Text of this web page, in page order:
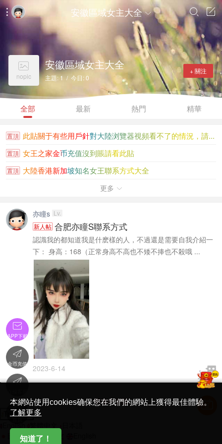
 安徽區域女主大全  

+ 關注

nopic
安徽區域女主大全
主題: 1 / 今日: 0
全部 最新 熱門 精華
置頂 此貼關于有些用戶針對大陸浏覽器視頻看不了的情況，請...
置頂 女王之家金币充值沒到賬請看此貼
置頂 大陸香港新加坡知名女王聯系方式大全
金币充值沒到賬進帖看，個别浏覽器充值成功不會自動跳轉
置頂 女王之家推出推廣用戶注冊和分享訪問送金币（2025.1.1）
更多 
亦瞳s Lv.
新人帖 合肥亦瞳S聯系方式
認識我的都知道我是什麽樣的人，不過還是需要自我介紹一
下： 身高：168（正常身高不高也不矮不捧也不殺哦 ...

2023-6-14 
'
简体中文版
Translate
日本語
繁體中文
本網站使用cookies确保您在我們的網站上獲得最佳體驗。
了解更多
知道了！

APP下載

金币充值

